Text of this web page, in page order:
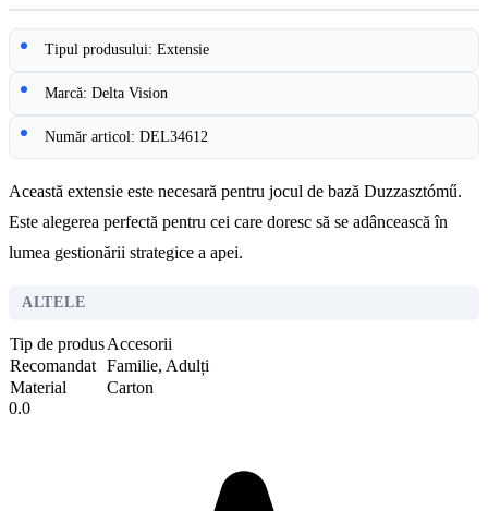
Tipul produsului: Extensie
Marcă: Delta Vision
Număr articol: DEL34612
Această extensie este necesară pentru jocul de bază Duzzasztómű.
Este alegerea perfectă pentru cei care doresc să se adâncească în
lumea gestionării strategice a apei.
ALTELE
Tip de produsAccesorii
Recomandat Familie, Adulți
Material
Carton
0.0